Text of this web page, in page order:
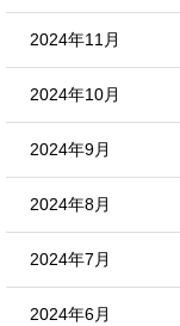
2024年11月
2024年10月
2024年9月
2024年8月
2024年7月
2024年6月